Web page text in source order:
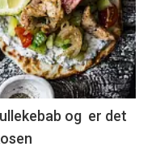
og er det